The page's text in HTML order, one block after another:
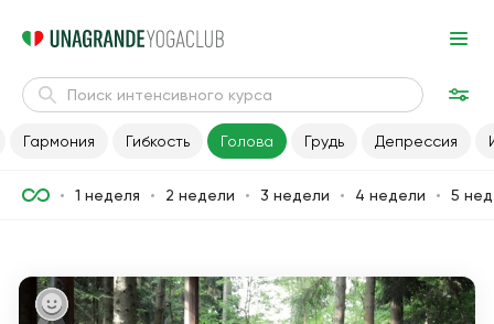
Гармония Гибкость Голова Грудь Депрессия
1 неделя 2 недели 3 недели 4 недели 5